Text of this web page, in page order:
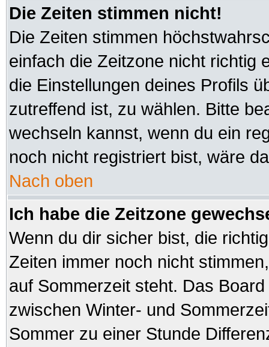
Die Zeiten stimmen nicht!
Die Zeiten stimmen
einfach die Zeitzone nicht richtig
die Einstellungen deines Profils
zutreffend ist, zu wählen. Bitte
wechseln kannst, wenn du ein
noch nicht registriert bist, wäre
Nach oben
Ich habe die Zeitzone
Wenn du dir sicher bist, die
Zeiten immer noch nicht
auf Sommerzeit steht. Das
zwischen Winter- und
Sommer zu einer Stunde